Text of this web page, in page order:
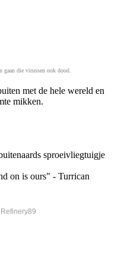
die virussen ook dood.
met de hele wereld en
mikken.
sproeivliegtuigje
on is ours" - Turrican